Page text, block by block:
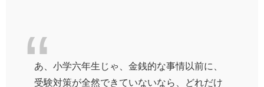
あ、小学六年生じゃ、金銭的な事情以前に、
受験対策が全然できていないなら、どれだけ